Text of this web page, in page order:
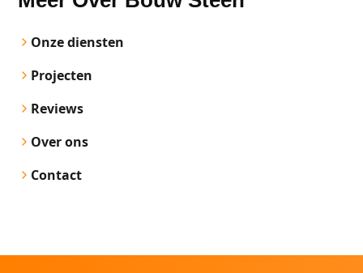
Onze diensten
Projecten
Reviews
Over ons
Contact